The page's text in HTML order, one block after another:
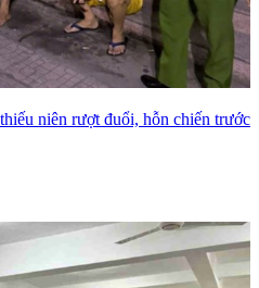
niên rượt đuổi, hỗn chiến trước